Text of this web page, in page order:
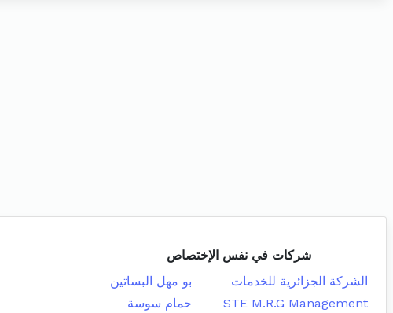
شركات في نفس الإختصاص
الشركة الجزائرية للخدمات
بو مهل البساتين
STE M.R.G Management
حمام سوسة